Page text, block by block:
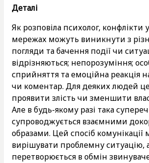
Деталі
Як розповіла психолог, конфлікти
мережах можуть виникнути з
погляди та бачення події чи
відрізняються; непорозуміння;
сприйняття та емоційна реакція
чи коментар. Для деяких людей це
проявити злість чи зменшити
Але в будь-якому разі така
супроводжується взаємними
образами. Цей спосіб
вирішувати проблемну ситуацію,
перетворюється в обмін